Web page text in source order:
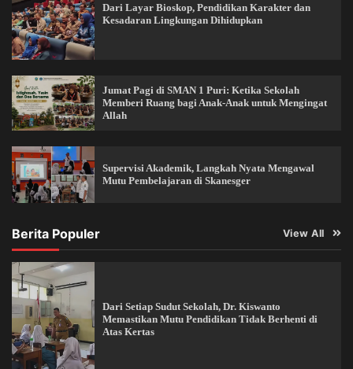
Dari Layar Bioskop, Pendidikan Karakter dan
Kesadaran Lingkungan Dihidupkan
Jumat Pagi di SMAN 1 Puri: Ketika Sekolah
Memberi Ruang bagi Anak-Anak untuk Mengingat
Allah
Supervisi Akademik, Langkah Nyata Mengawal
Mutu Pembelajaran di Skanesger
Berita Populer View All
Dari Setiap Sudut Sekolah, Dr. Kiswanto
Memastikan Mutu Pendidikan Tidak Berhenti di
Atas Kertas